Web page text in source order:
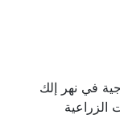
في نهر إلك
الزراعية